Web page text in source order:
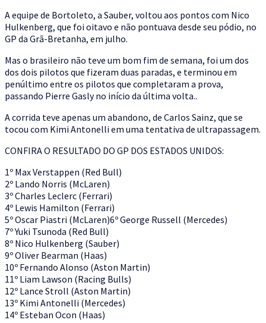
A equipe de Bortoleto, a Sauber, voltou aos pontos com Nico
Hulkenberg, que foi oitavo e não pontuava desde seu pódio, no
GP da Grã-Bretanha, em julho.
Mas o brasileiro não teve um bom fim de semana, foi um dos
dos dois pilotos que fizeram duas paradas, e terminou em
penúltimo entre os pilotos que completaram a prova,
passando Pierre Gasly no início da última volta..
A corrida teve apenas um abandono, de Carlos Sainz, que se
tocou com Kimi Antonelli em uma tentativa de ultrapassagem.
CONFIRA O RESULTADO DO GP DOS ESTADOS UNIDOS:
1º Max Verstappen (Red Bull)
2º Lando Norris (McLaren)
3º Charles Leclerc (Ferrari)
4º Lewis Hamilton (Ferrari)
5º Oscar Piastri (McLaren)6º George Russell (Mercedes)
7º Yuki Tsunoda (Red Bull)
8º Nico Hulkenberg (Sauber)
9º Oliver Bearman (Haas)
10º Fernando Alonso (Aston Martin)
11º Liam Lawson (Racing Bulls)
12º Lance Stroll (Aston Martin)
13º Kimi Antonelli (Mercedes)
14º Esteban Ocon (Haas)